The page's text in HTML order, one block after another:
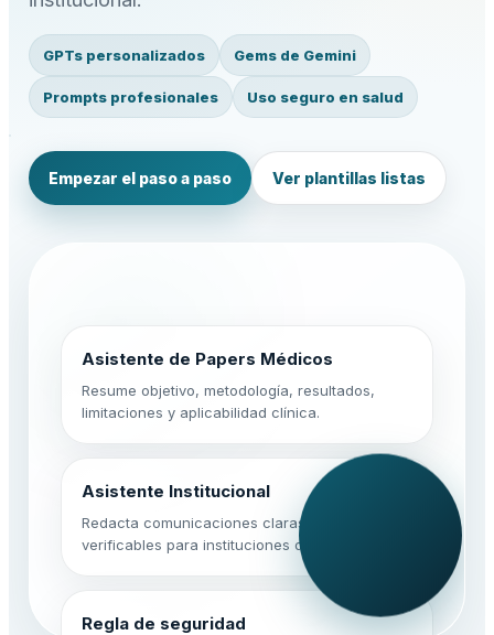
GPTs personalizados Gems de Gemini
Prompts profesionales Uso seguro en salud
Empezar el paso a paso Ver plantillas listas
Asistente de Papers Médicos
Resume objetivo, metodología, resultados,
limitaciones y aplicabilidad clínica.
Asistente Institucional
Redacta comunicaciones claras, sobrias y
verificables para instituciones de salud.
Regla de seguridad